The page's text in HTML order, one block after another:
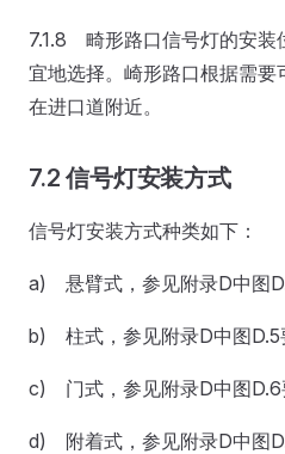
7.1.8 畸形路口信号灯的安装
宜地选择。崎形路口根据需
在进口道附近。
7.2 信号灯安装方式
信号灯安装方式种类如下：
a) 悬臂式，参见附录D中图
b) 柱式，参见附录D中图D.5
c) 门式，参见附录D中图D.6
d) 附着式，参见附录D中图